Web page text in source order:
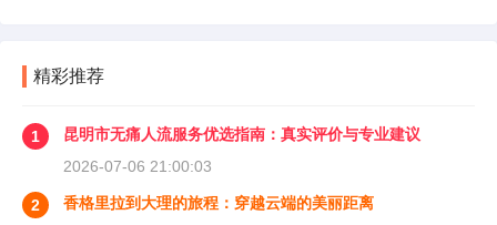
精彩推荐
1
昆明市无痛人流服务优选指南：真实评价与专业建议
2026-07-06 21:00:03
2
香格里拉到大理的旅程：穿越云端的美丽距离